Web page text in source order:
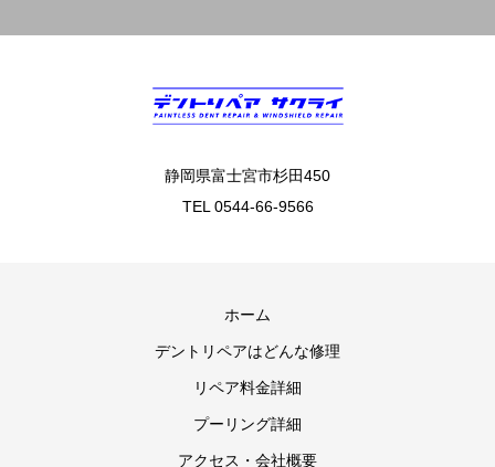
静岡県富士宮市杉田450
TEL 0544-66-9566
ホーム
デントリペアはどんな修理
リペア料金詳細
プーリング詳細
アクセス・会社概要